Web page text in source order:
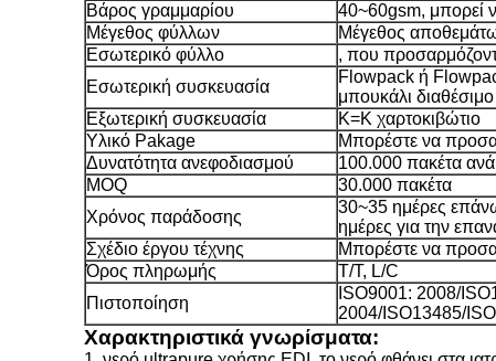
Βάρος γραμμαρίου
40~60gsm, μπορεί
Μέγεθος φύλλων
Μέγεθος
Εσωτερικό φύλλο
, που
Εσωτερική συσκευασία
Flowpack ή
μπουκάλι διαθέσιμο
Εξωτερική συσκευασία
K=K χαρτοκιβώτιο
Υλικό Pakage
Μπορέστε να
Δυνατότητα ανεφοδιασμού
100.000 πακέτα
MOQ
30.000 πακέτα
Χρόνος παράδοσης
30~35 ημέρες
ημέρες για την
Σχέδιο έργου τέχνης
Μπορέστε να
Όρος πληρωμής
T/T, L/C
Πιστοποίηση
ISO9001: 2008/
2004/ISO13485/
Χαρακτηριστικά γνωρίσματα: